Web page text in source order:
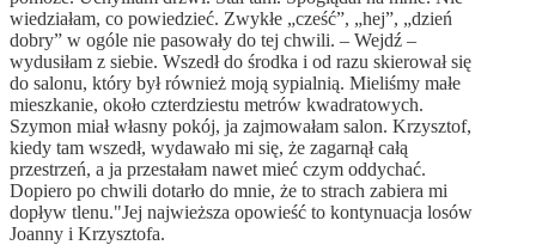
wiedziałam, co powiedzieć. Zwykłe „cześć”, „hej”, „dzień
dobry” w ogóle nie pasowały do tej chwili. – Wejdź –
wydusiłam z siebie. Wszedł do środka i od razu skierował się
do salonu, który był również moją sypialnią. Mieliśmy małe
mieszkanie, około czterdziestu metrów kwadratowych.
Szymon miał własny pokój, ja zajmowałam salon. Krzysztof,
kiedy tam wszedł, wydawało mi się, że zagarnął całą
przestrzeń, a ja przestałam nawet mieć czym oddychać.
Dopiero po chwili dotarło do mnie, że to strach zabiera mi
dopływ tlenu."Jej najwieższa opowieść to kontynuacja losów
Joanny i Krzysztofa.